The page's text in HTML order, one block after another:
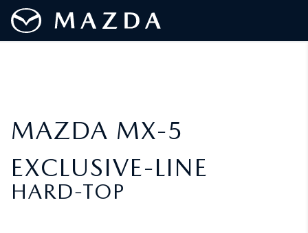
MAZDA MX-5
EXCLUSIVE-LINE
HARD-TOP